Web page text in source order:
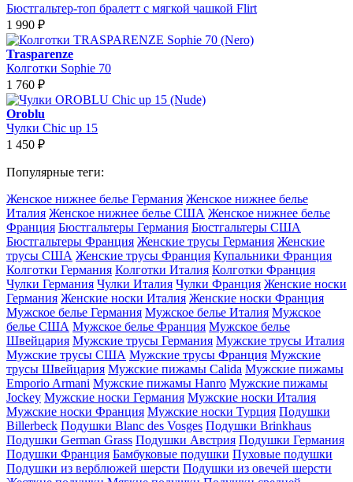
Бюстгальтер-топ бралетт с мягкой чашкой Flirt
1 990 ₽
Trasparenze
Колготки Sophie 70
1 760 ₽
Oroblu
Чулки Chic up 15
1 450 ₽
Популярные теги:
Женское нижнее белье Германия Женское нижнее белье
Италия Женское нижнее белье США Женское нижнее белье
Франция Бюстгальтеры Германия Бюстгальтеры США
Бюстгальтеры Франция Женские трусы Германия Женские
трусы США Женские трусы Франция Купальники Франция
Колготки Германия Колготки Италия Колготки Франция
Чулки Германия Чулки Италия Чулки Франция Женские носки
Германия Женские носки Италия Женские носки Франция
Мужское белье Германия Мужское белье Италия Мужское
белье США Мужское белье Франция Мужское белье
Швейцария Мужские трусы Германия Мужские трусы Италия
Мужские трусы США Мужские трусы Франция Мужские
трусы Швейцария Мужские пижамы Calida Мужские пижамы
Emporio Armani Мужские пижамы Hanro Мужские пижамы
Jockey Мужские носки Германия Мужские носки Италия
Мужские носки Франция Мужские носки Турция Подушки
Billerbeck Подушки Blanc des Vosges Подушки Brinkhaus
Подушки German Grass Подушки Австрия Подушки Германия
Подушки Франция Бамбуковые подушки Пуховые подушки
Подушки из верблюжей шерсти Подушки из овечей шерсти